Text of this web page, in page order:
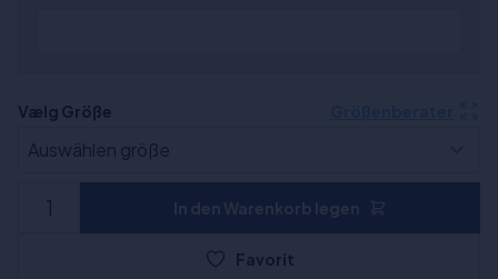
Vælg Größe
Favorit